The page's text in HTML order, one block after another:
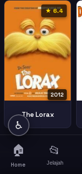
★ 6.4
2012
The Lorax
♿
🏠
Home
📂
Jelajah